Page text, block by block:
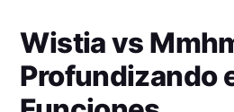
Wistiavs
Profundizando